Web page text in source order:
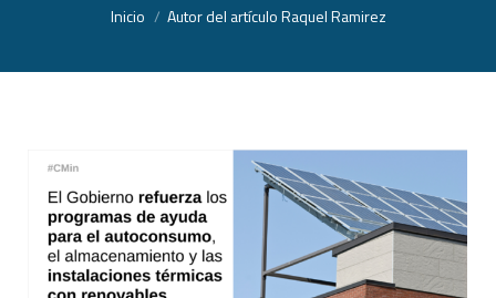
Estás aquí:
Inicio Autor del artículo Raquel Ramirez